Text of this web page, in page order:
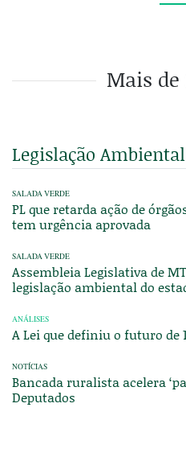
Mais de
Legislação Ambiental
SALADA VERDE
PL que retarda ação de
tem urgência aprovada
SALADA VERDE
Assembleia Legislativa de
legislação ambiental do
ANÁLISES
A Lei que definiu o futuro de
NOTÍCIAS
Bancada ruralista acelera
Deputados